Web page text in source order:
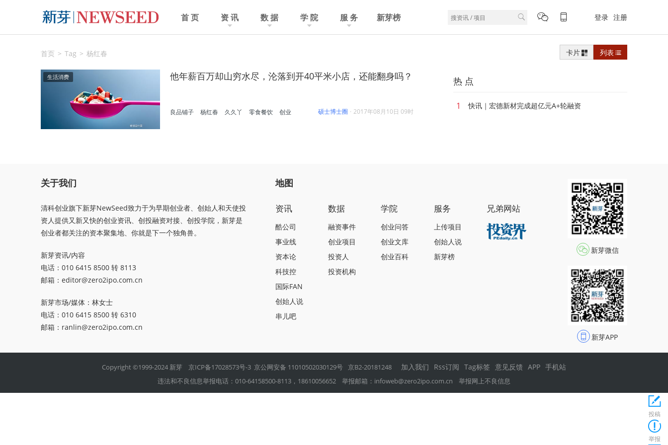
首 页 资 讯 数 据 学 院 服 务 新芽榜 登录 注册
首页 Tag 杨红春 卡片 列表
生活消费 他年薪百万却山穷水尽，沦落到开40平米小店，还能翻身吗？
硕士博士圈 · 2017年08月10日 09时
良品铺子 杨红春 久久丫 零食餐饮 创业
热 点
1 快讯｜宏德新材完成超亿元A+轮融资
关于我们
清科创业旗下新芽NewSeed致力于为早期创业者、创始人和天使投
资人提供又新又快的创业资讯、创投融资对接、创投学院，新芽是
创业者都关注的资本聚集地、你就是下一个独角兽。
新芽资讯/内容
电话：010 6415 8500 转 8113
邮箱： editor@zero2ipo.com.cn
新芽市场/媒体：林女士
电话：010 6415 8500 转 6310
邮箱： ranlin@zero2ipo.com.cn
地图
资讯
酷公司
事业线
资本论
科技控
国际FAN
创始人说
串儿吧
数据
融资事件
创业项目
投资人
投资机构
学院
创业问答
创业文库
创业百科
服务
上传项目
创始人说
新芽榜
兄弟网站
新芽微信
新芽APP
Copyright ©1999-2024 新芽 京ICP备17028573号-3 京公网安备 11010502030129号 京B2-20181248 加入我们 Rss订阅 Tag标签 意见反馈 APP 手机站
违法和不良信息举报电话：010-64158500-8113，18610056652 举报邮箱： infoweb@zero2ipo.com.cn 举报网上不良信息
投稿
举报